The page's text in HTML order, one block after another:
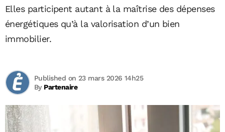
Elles participent autant à la maîtrise des dépenses
énergétiques qu’à la valorisation d’un bien
immobilier.
By Partenaire
Published on 23 mars 2026 14h25